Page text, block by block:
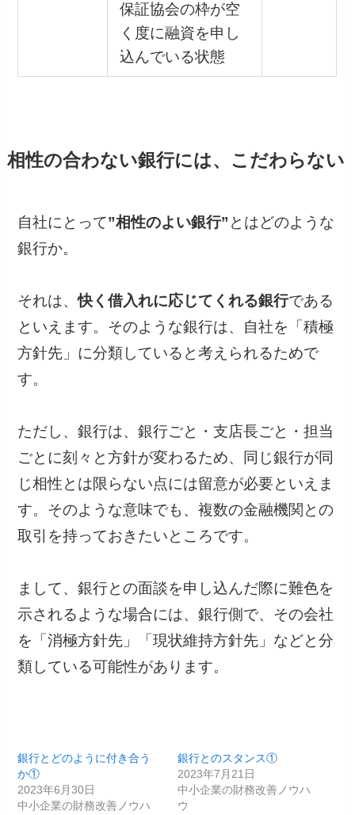
保証協会の枠が空
く度に融資を申し
込んでいる状態
相性の合わない銀行には、こだわらない
自社にとって”相性のよい銀行” とはどのような
銀行か。
それは、快く借入れに応じてくれる銀行である
といえます。そのような銀行は、自社を「積極
方針先」に分類していると考えられるためで
す。
ただし、銀行は、銀行ごと・支店長ごと・担当
ごとに刻々と方針が変わるため、同じ銀行が同
じ相性とは限らない点には留意が必要といえま
す。そのような意味でも、複数の金融機関との
取引を持っておきたいところです。
まして、銀行との面談を申し込んだ際に難色を
示されるような場合には、銀行側で、その会社
を「消極方針先」「現状維持方針先」などと分
類している可能性があります。
銀行とどのように付き合う
か①
2023年6月30日
中小企業の財務改善ノウハ
銀行とのスタンス①
2023年7月21日
中小企業の財務改善ノウハ
ウ